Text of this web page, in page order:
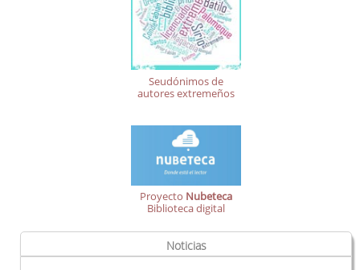
Seudónimos de
autores extremeños
Proyecto Nubeteca
Biblioteca digital
Noticias